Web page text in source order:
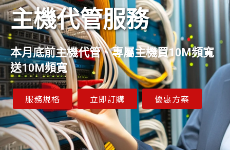
主機代管服務
本月底前主機代管、專屬主機買10M頻寬
送10M頻寬
服務規格 立即訂購 優惠方案